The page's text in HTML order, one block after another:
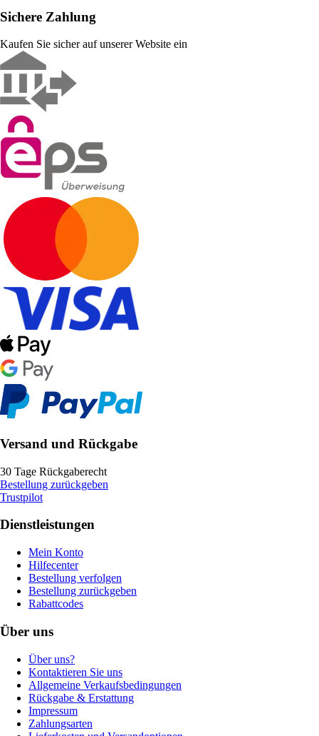
Sichere Zahlung
Kaufen Sie sicher auf unserer Website ein
Versand und Rückgabe
30 Tage Rückgaberecht
Bestellung zurückgeben
Trustpilot
Dienstleistungen
Mein Konto
Hilfecenter
Bestellung verfolgen
Bestellung zurückgeben
Rabattcodes
Über uns
Über uns?
Kontaktieren Sie uns
Allgemeine Verkaufsbedingungen
Rückgabe & Erstattung
Impressum
Zahlungsarten